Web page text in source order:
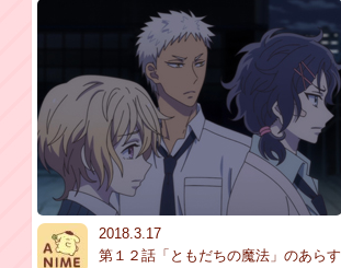
2018.3.17
第１２話「ともだちの魔法」のあらす